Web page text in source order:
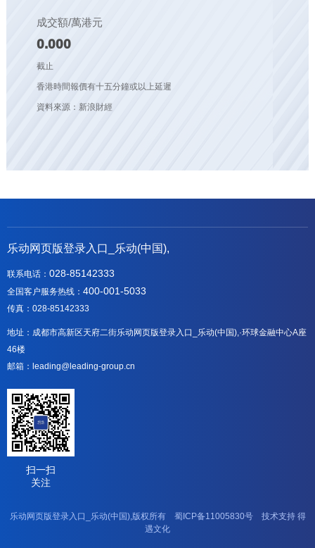
成交額/萬港元
0.000
截止
香港時間報價有十五分鐘或以上延遲
資料來源：新浪財經
乐动网页版登录入口_乐动(中国),
联系电话： 028-85142333
全国客户服务热线： 400-001-5033
传真：028-85142333
地址：成都市高新区天府二街乐动网页版登录入口_乐动(中国),·环球金融中心A座
46楼
邮箱：leading@leading-group.cn
扫一扫
关注
乐动网页版登录入口_乐动(中国),版权所有 蜀ICP备11005830号技术支持 得
遇文化